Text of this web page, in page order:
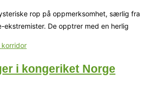
rop på oppmerksomhet, særlig fra
ekstremister. De opptrer med en herlig
i kongeriket Norge